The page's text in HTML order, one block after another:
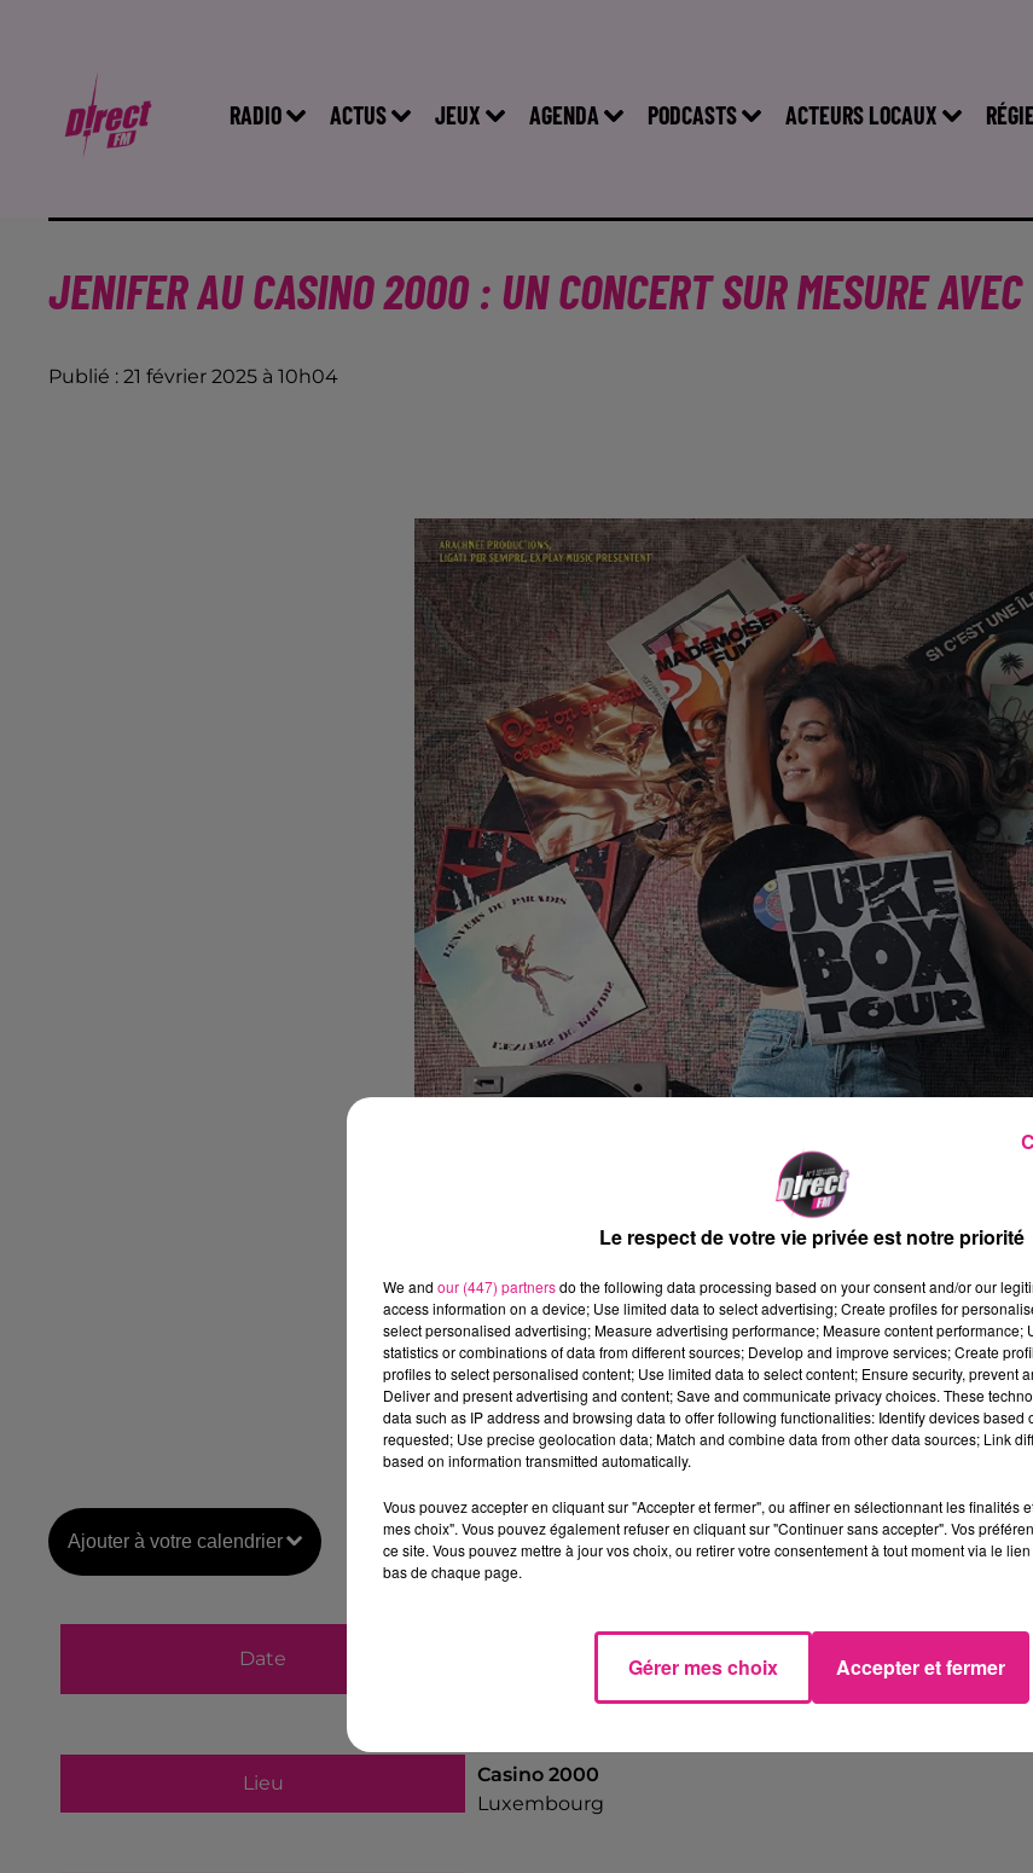
RADIO ACTUS JEUX AGENDA PODCASTS ACTEURS LOCAUX
JENIFER AU CASINO 2000 : UN CONCERT SUR MESURE
Publié : 21 février 2025 à 10h04
Ajouter à votre calendrier
Date
12 mars 2025 à 20h00
12 mars 2025 à 22h00
Lieu
Casino 2000
Luxembourg
Le respect de votre vie privée est notre priorité
We and our (447) partnersdo the following data processing based on your consent and/or our
access information on a device; Use limited data to select advertising; Create profiles for
select personalised advertising; Measure advertising performance; Measure content performance;
statistics or combinations of data from different sources; Develop and improve services; Create
profiles to select personalised content; Use limited data to select content; Ensure security, prevent
Deliver and present advertising and content; Save and communicate privacy choices. These
data such as IP address and browsing data to offer following functionalities: Identify devices based
requested; Use precise geolocation data; Match and combine data from other data sources; Link
based on information transmitted automatically.
Vous pouvez accepter en cliquant sur "Accepter et fermer", ou affiner en sélectionnant les finalités
mes choix". Vous pouvez également refuser en cliquant sur "Continuer sans accepter". Vos
ce site. Vous pouvez mettre à jour vos choix, ou retirer votre consentement à tout moment via le
bas de chaque page.
Gérer mes choix Accepter et fermer